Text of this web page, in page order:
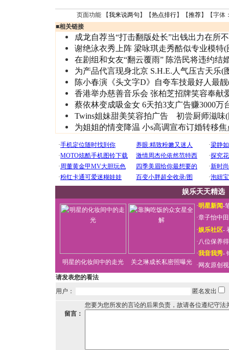
页面功能 【我来说两句 】【热点排行】【推荐】【字体
■相关链接
成龙自荐当“打击翻版处长”出钱出力在所
谢绝泳衣秀上阵 梁咏琪走秀酷似专业模特(
在剧组和女友“翻云覆雨” 陈浩民将违约结
为产品代言现身北京 S.H.E.人气压古天乐(
陈小春演《头文字D》自夸车技最好人最
香港举办慈善音乐会 张柏芝招牌笑容奉献
蔡依林变成吸金女 6天拍3支广告赚3000万
Twins姐妹甜美笑容拍广告 初尝厨师滋味
为姐姐的情变降温 小s高调宣布订婚转移焦
娱乐天天精选
明星的化妆间中的走光 关之琳成长私密照曝光
·明星新闻-
·章子怡中
·娱乐社区-
·八位保养
·我音我秀-
· 网友原创
请发表您的看法
用户：
匿名发出
您要为您所发的言论的后果负责，故请各位遵纪守法
留言：